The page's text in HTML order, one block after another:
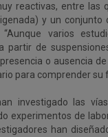
reactivas, entre las
y un conjunto
“Aunque varios
partir de
o ausencia
para comprender su
investigado las
experimentos de
han